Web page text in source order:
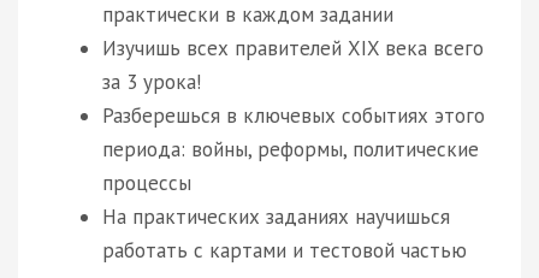
практически в каждом задании
Изучишь всех правителей XIX века всего
за 3 урока!
Разберешься в ключевых событиях этого
периода: войны, реформы, политические
процессы
На практических заданиях научишься
работать с картами и тестовой частью